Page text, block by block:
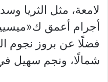
لامعة، مثل الثريا
فضلًا عن بروز نجوم
شمالًا، ونجم سهيل